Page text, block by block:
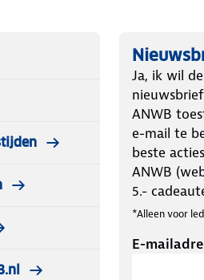
Ja, ik wil
ANWB
e-mail te
beste
ANWB
5.-
*Alleen voor
E-